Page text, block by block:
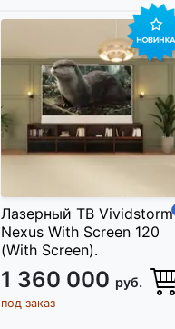
Лазерный ТВ Vividstorm
Nexus With Screen 120
(With Screen).
1 360 000 руб.
под заказ